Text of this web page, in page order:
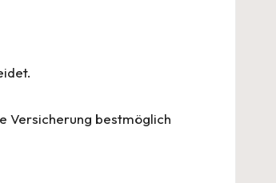
Versicherung bestmöglich